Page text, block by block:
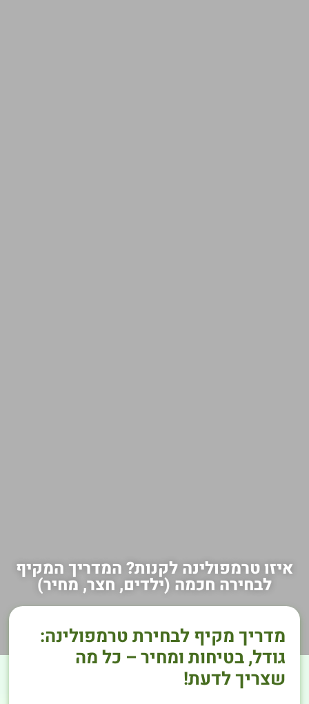
איזו טרמפולינה לקנות? המדריך המקיף
לבחירה חכמה (ילדים, חצר, מחיר)
מדריך מקיף לבחירת טרמפולינה:
גודל, בטיחות ומחיר – כל מה
שצריך לדעת!